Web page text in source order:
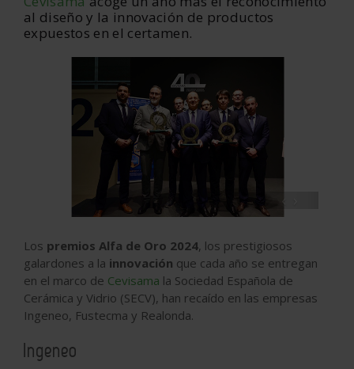
al diseño y la innovación de productos
expuestos en el certamen.
Los premios Alfa de Oro 2024, los prestigiosos
galardones a la innovación que cada año se entregan
en el marco de Cevisama la Sociedad Española de
Cerámica y Vidrio (SECV), han recaído en las empresas
Ingeneo, Fustecma y Realonda.
Ingeneo